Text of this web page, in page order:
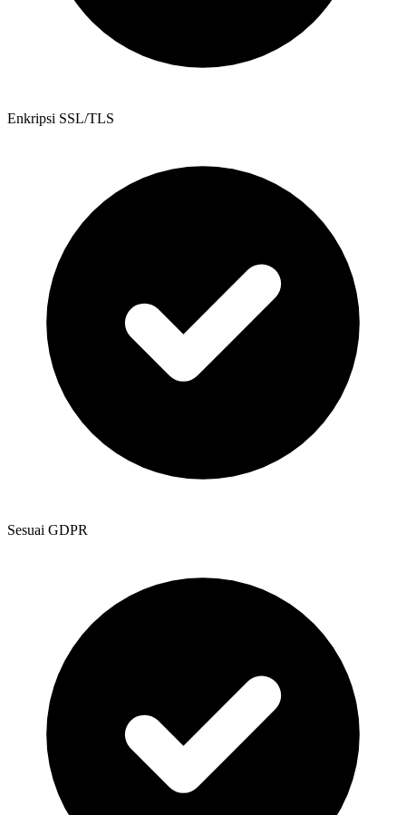
Enkripsi SSL/TLS
Sesuai GDPR